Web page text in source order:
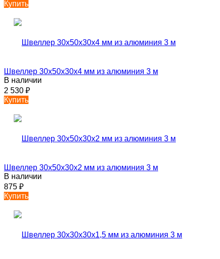
Купить
Швеллер 30х50х30х4 мм из алюминия 3 м
В наличии
2 530 ₽
Купить
Швеллер 30х50х30х2 мм из алюминия 3 м
В наличии
875 ₽
Купить